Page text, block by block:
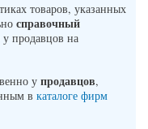
товаров, указанных
справочный
у продавцов на
у продавцов,
в каталоге фирм